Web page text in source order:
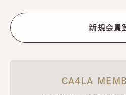
CA4LA